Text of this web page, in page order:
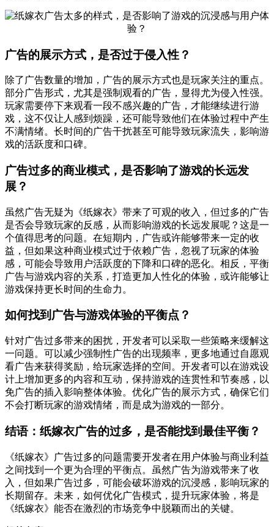
广告的展示方式，是否过于侵入性？
除了广告数量的增加，广告的展示方式也是玩家关注的重点。
部分广告形式，尤其是强制观看的广告，显得尤为侵入性强。
玩家需要停下来观看一段不感兴趣的广告，才能继续进行游
戏，这不仅让人感到烦躁，还可能导致他们在体验过程中产生
不满情绪。长时间的广告干扰甚至可能导致玩家流失，影响游
戏的活跃度和口碑。
广告过多的商业模式，是否影响了游戏的长远发
展？
虽然广告无疑为《纸嫁衣》带来了可观的收入，但过多的广告
是否会导致玩家的反感，从而影响游戏的长远发展呢？这是一
个值得思考的问题。在短期内，广告或许能够带来一定的收
益，但如果这种商业模式过于依赖广告，忽视了玩家的体验
感，可能会导致用户活跃度的下降和口碑的恶化。相反，平衡
广告与游戏内容的关系，打造更加人性化的体验，或许能够让
游戏保持更长时间的生命力。
如何找到广告与游戏体验的平衡点？
针对广告过多带来的困扰，开发者可以采取一些策略来缓解这
一问题。可以减少强制性广告的出现频率，更多地通过自愿观
看广告来获得奖励，给玩家选择的空间。开发者可以在游戏设
计上增加更多的内容和互动，保持游戏的连贯性和节奏感，以
免广告的插入影响整体体验。优化广告的展示方式，确保它们
不会打断玩家的游戏情绪，而是成为游戏的一部分。
结语：纸嫁衣广告的过多，是否能找到最佳平衡？
《纸嫁衣》广告过多的问题需要开发者在用户体验与商业利益
之间找到一个更为合理的平衡点。虽然广告为游戏带来了收
入，但如果广告过多，可能会破坏游戏的沉浸感，影响玩家的
长期留存。未来，如何优化广告模式，提升玩家体验，将是
《纸嫁衣》能否在激烈的市场竞争中脱颖而出的关键。